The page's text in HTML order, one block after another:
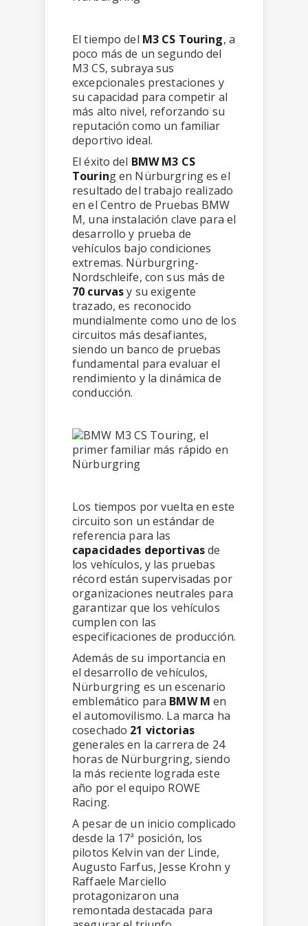
El tiempo del M3 CS Touring, a
poco más de un segundo del
M3 CS, subraya sus
excepcionales prestaciones y
su capacidad para competir al
más alto nivel, reforzando su
reputación como un familiar
deportivo ideal.
El éxito del BMW M3 CS
Touring en Nürburgring es el
resultado del trabajo realizado
en el Centro de Pruebas BMW
M, una instalación clave para el
desarrollo y prueba de
vehículos bajo condiciones
extremas. Nürburgring-
Nordschleife, con sus más de
70 curvasy su exigente
trazado, es reconocido
mundialmente como uno de los
circuitos más desafiantes,
siendo un banco de pruebas
fundamental para evaluar el
rendimiento y la dinámica de
conducción.
Los tiempos por vuelta en este
circuito son un estándar de
referencia para las
capacidades deportivasde
los vehículos, y las pruebas
récord están supervisadas por
organizaciones neutrales para
garantizar que los vehículos
cumplen con las
especificaciones de producción.
Además de su importancia en
el desarrollo de vehículos,
Nürburgring es un escenario
emblemático para BMW M en
el automovilismo. La marca ha
cosechado 21 victorias
generales en la carrera de 24
horas de Nürburgring, siendo
la más reciente lograda este
año por el equipo ROWE
Racing.
A pesar de un inicio complicado
desde la 17ª posición, los
pilotos Kelvin van der Linde,
Augusto Farfus, Jesse Krohn y
Raffaele Marciello
protagonizaron una
remontada destacada para